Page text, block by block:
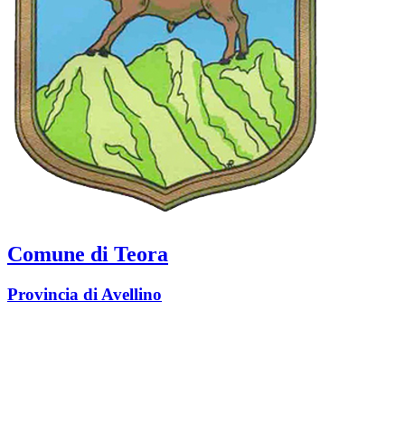
Comune di Teora
Provincia di Avellino